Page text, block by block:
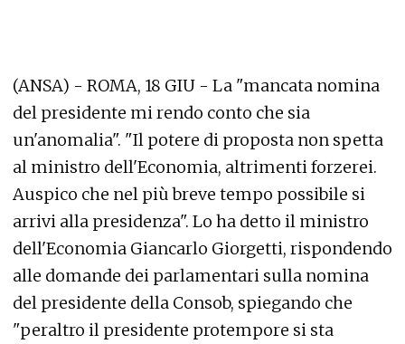
(ANSA) - ROMA, 18 GIU - La "mancata nomina
del presidente mi rendo conto che sia
un'anomalia". "Il potere di proposta non spetta
al ministro dell'Economia, altrimenti forzerei.
Auspico che nel più breve tempo possibile si
arrivi alla presidenza". Lo ha detto il ministro
dell'Economia Giancarlo Giorgetti, rispondendo
alle domande dei parlamentari sulla nomina
del presidente della Consob, spiegando che
"peraltro il presidente protempore si sta